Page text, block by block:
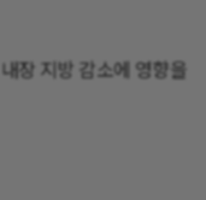
장 지방 감소에 영향을